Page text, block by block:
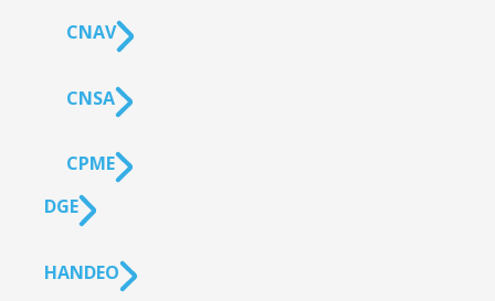
CNAV
CNSA
CPME
DGE
HANDEO